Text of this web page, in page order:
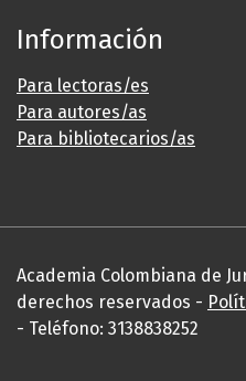
Información
Para lectoras/es
Para autores/as
Para bibliotecarios/as
Academia Colombiana de
derechos reservados -
- Teléfono: 3138838252